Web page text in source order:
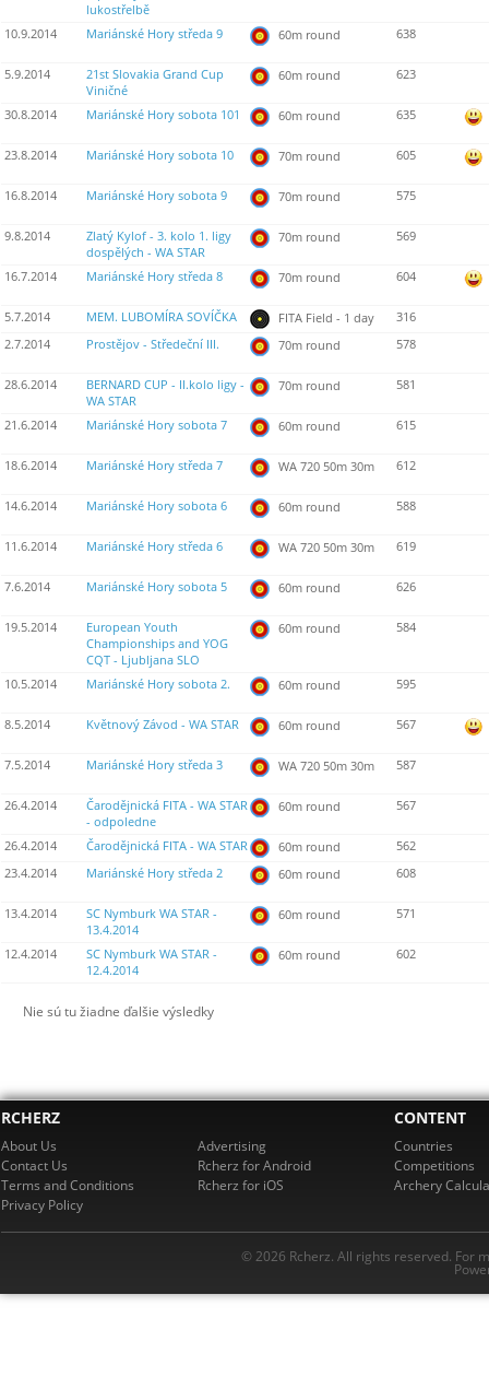
lukostřelbě
10.9.2014 Mariánské Hory středa 9 60m round 638
5.9.2014
21st Slovakia Grand Cup
Viničné
60m round 623
30.8.2014 Mariánské Hory sobota 101 60m round 635
23.8.2014 Mariánské Hory sobota 10 70m round 605
16.8.2014 Mariánské Hory sobota 9 70m round 575
9.8.2014
Zlatý Kylof - 3. kolo 1. ligy
dospělých - WA STAR
70m round 569
16.7.2014 Mariánské Hory středa 8 70m round 604
5.7.2014 MEM. LUBOMÍRA SOVÍČKA FITA Field - 1 day
316
2.7.2014
Prostějov - Středeční III. 70m round 578
28.6.2014
BERNARD CUP - II.kolo ligy -
WA STAR
70m round 581
21.6.2014 Mariánské Hory sobota 7 60m round 615
18.6.2014 Mariánské Hory středa 7 WA 720 50m 30m 612
14.6.2014 Mariánské Hory sobota 6 60m round 588
11.6.2014 Mariánské Hory středa 6 WA 720 50m 30m 619
7.6.2014 Mariánské Hory sobota 5 60m round 626
19.5.2014
European Youth
Championships and YOG
CQT - Ljubljana SLO
60m round 584
10.5.2014 Mariánské Hory sobota 2. 60m round 595
8.5.2014 Květnový Závod - WA STAR 60m round 567
7.5.2014 Mariánské Hory středa 3 WA 720 50m 30m 587
26.4.2014
Čarodějnická FITA - WA STAR
- odpoledne
60m round 567
26.4.2014 Čarodějnická FITA - WA STAR 60m round
562
23.4.2014
Mariánské Hory středa 2 60m round 608
13.4.2014
SC Nymburk WA STAR -
13.4.2014
60m round 571
12.4.2014
SC Nymburk WA STAR -
12.4.2014
60m round 602
Nie sú tu žiadne ďalšie výsledky
RCHERZ
About Us
Contact Us
Terms and Conditions
Privacy Policy
Advertising
Rcherz for Android
Rcherz for iOS
CONTENT
Countries
Competitions
Archery
© 2026 Rcherz. All rights reserved. For